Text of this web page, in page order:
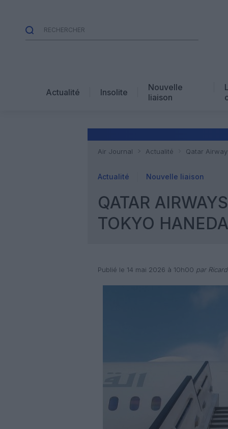
Actualité Insolite
Nouvelle
liaison
Air Journal Actualité Qatar
Actualité Nouvelle liaison
QATAR
TOKYO
Publié le 14 mai 2026 à 10h00 par